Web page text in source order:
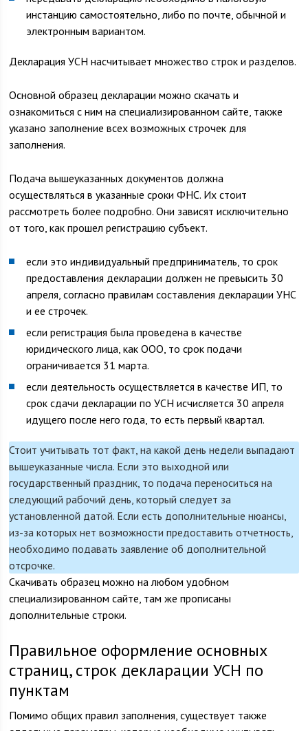
инстанцию самостоятельно, либо по почте, обычной и
электронным вариантом.
Декларация УСН насчитывает множество строк и разделов.
Основной образец декларации можно скачать и
ознакомиться с ним на специализированном сайте, также
указано заполнение всех возможных строчек для
заполнения.
Подача вышеуказанных документов должна
осуществляться в указанные сроки ФНС. Их стоит
рассмотреть более подробно. Они зависят исключительно
от того, как прошел регистрацию субъект.
если это индивидуальный предприниматель, то срок
предоставления декларации должен не превысить 30
апреля, согласно правилам составления декларации УНС
и ее строчек.
если регистрация была проведена в качестве
юридического лица, как ООО, то срок подачи
ограничивается 31 марта.
если деятельность осуществляется в качестве ИП, то
срок сдачи декларации по УСН исчисляется 30 апреля
идущего после него года, то есть первый квартал.
Стоит учитывать тот факт, на какой день недели выпадают
вышеуказанные числа. Если это выходной или
государственный праздник, то подача переноситься на
следующий рабочий день, который следует за
установленной датой. Если есть дополнительные нюансы,
из-за которых нет возможности предоставить отчетность,
необходимо подавать заявление об дополнительной
отсрочке.
Скачивать образец можно на любом удобном
специализированном сайте, там же прописаны
дополнительные строки.
Правильное оформление основных
страниц, строк декларации УСН по
пунктам
Помимо общих правил заполнения, существует также